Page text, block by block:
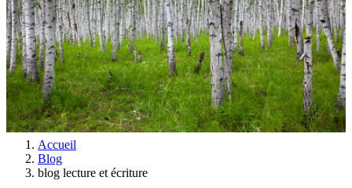
Accueil
Blog
blog lecture et écriture